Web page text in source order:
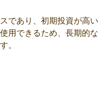
であり、初期投資が高い
用できるため、長期的な
。